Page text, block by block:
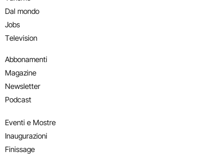
Dal mondo
Jobs
Television
Abbonamenti
Magazine
Newsletter
Podcast
Eventi e Mostre
Inaugurazioni
Finissage